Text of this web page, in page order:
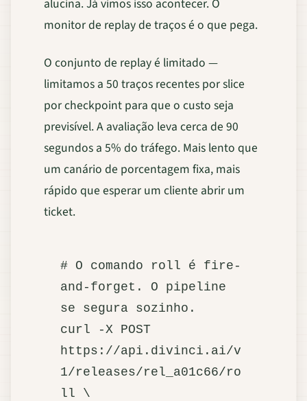
alucina. Já vimos isso acontecer. O
monitor de replay de traços é o que pega.
O conjunto de replay é limitado —
limitamos a 50 traços recentes por slice
por checkpoint para que o custo seja
previsível. A avaliação leva cerca de 90
segundos a 5% do tráfego. Mais lento que
um canário de porcentagem fixa, mais
rápido que esperar um cliente abrir um
ticket.
# O comando roll é fire-
and-forget. O pipeline
se segura sozinho.
curl -X POST
https://api.divinci.ai/v
1/releases/rel_a01c66/ro
ll \